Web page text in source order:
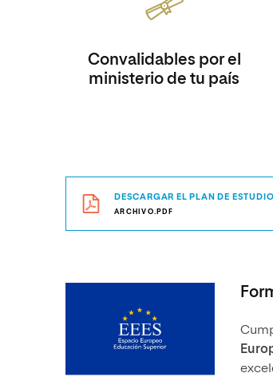
Convalidables por el
ministerio de tu país
DESCARGAR EL PLAN DE
ARCHIVO.PDF